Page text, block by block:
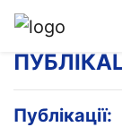
Публікації: